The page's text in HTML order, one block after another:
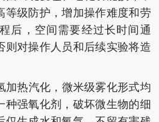
等级防护，增加操作难度和劳
后，空间需要经过长时间通
则对操作人员和后续实验将造
加热汽化，微米级雾化形式均
种强氧化剂，破坏微生物的细